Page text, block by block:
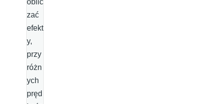
oblic
zać
efekt
y,
przy
różn
ych
pręd